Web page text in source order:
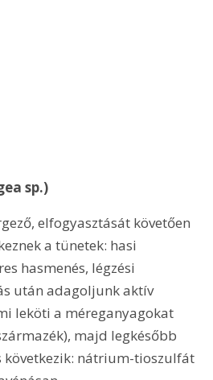
sp.)
a tünetek: hasi
hasmenés, légzési
után adagoljunk aktív
leköti a méreganyagokat
majd legkésőbb
következik: nátrium-tioszulfát